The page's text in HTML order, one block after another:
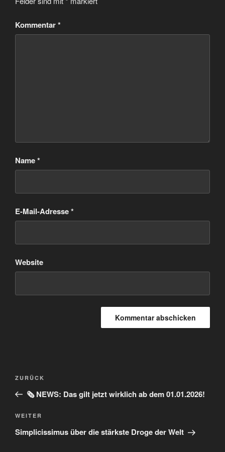
Kommentar*
Name*
E-Mail-Adresse*
Website
Beitragsnavigation
Vorheriger
Beitrag
ZURÜCK
🗞️ NEWS: Das gilt jetzt wirklich ab dem 01.01.2026!
Nächster
Beitrag
WEITER
Simplicissimus über die stärkste Droge der Welt